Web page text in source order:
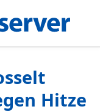
Hitze